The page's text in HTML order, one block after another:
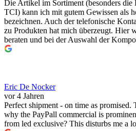
Die Artikel im Sortiment (besonders
TCI) kann ich mit gutem Gewissen als
bezeichnen. Auch der telefonische
zu Produkten hat mich überzeugt. Hier
beraten und bei der Auswahl der
Eric De Nocker
vor 4 Jahren
Perfect shipment - on time as promised.
why the PayPall commercial is
from led exclusive? This disturbs me a